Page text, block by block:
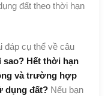
đất theo thời hạn
đáp cụ thể về câu
Hết thời hạn
và trường hợp
dụng đất? Nếu bạn